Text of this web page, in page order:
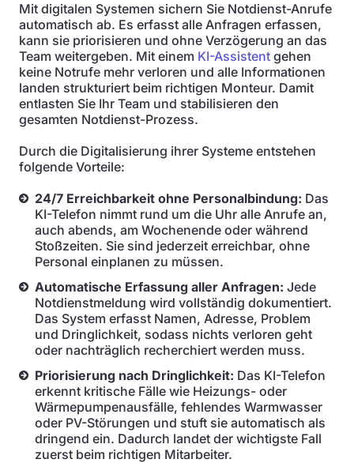
Mit digitalen Systemen sichern Sie Notdienst-Anrufe
automatisch ab. Es erfasst alle Anfragen erfassen,
kann sie priorisieren und ohne Verzögerung an das
Team weitergeben. Mit einem KI-Assistent gehen
keine Notrufe mehr verloren und alle Informationen
landen strukturiert beim richtigen Monteur. Damit
entlasten Sie Ihr Team und stabilisieren den
gesamten Notdienst-Prozess.
Durch die Digitalisierung ihrer Systeme entstehen
folgende Vorteile:
24/7 Erreichbarkeit ohne Personalbindung: Das
KI-Telefon nimmt rund um die Uhr alle Anrufe an,
auch abends, am Wochenende oder während
Stoßzeiten. Sie sind jederzeit erreichbar, ohne
Personal einplanen zu müssen.
Automatische Erfassung aller Anfragen: Jede
Notdienstmeldung wird vollständig dokumentiert.
Das System erfasst Namen, Adresse, Problem
und Dringlichkeit, sodass nichts verloren geht
oder nachträglich recherchiert werden muss.
Priorisierung nach Dringlichkeit: Das KI-Telefon
erkennt kritische Fälle wie Heizungs- oder
Wärmepumpenausfälle, fehlendes Warmwasser
oder PV-Störungen und stuft sie automatisch als
dringend ein. Dadurch landet der wichtigste Fall
zuerst beim richtigen Mitarbeiter.